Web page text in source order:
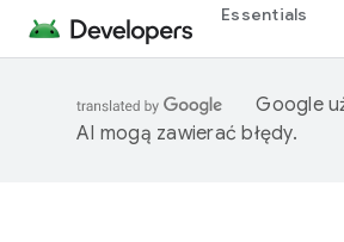
Essentials
Google
AI mogą zawierać błędy.